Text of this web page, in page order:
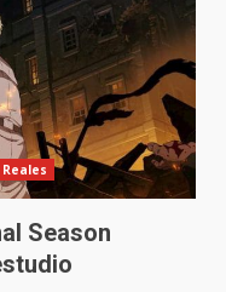
Reales
Season